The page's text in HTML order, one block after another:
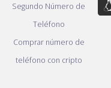
Segundo Número de
Teléfono
Comprar número de
teléfono con cripto